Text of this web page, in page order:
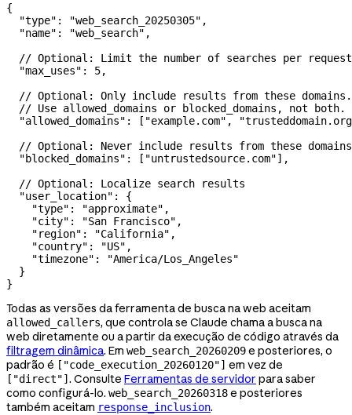
{
  "type"
: "web_search_20250305" ,
  "name"
: "web_search" ,
  // Optional: Limit the number of searches per request
  "max_uses"
: 5,
  // Optional: Only include results from these domains.
  // Use allowed_domains or blocked_domains, not both.
  "allowed_domains"
: [ "example.com" ,
  // Optional: Never include results from these domains
  "blocked_domains"
: [ "untrustedsource.com"],
  // Optional: Localize search results
  "user_location"
: {
    "type"
: "approximate" ,
    "city"
: "San Francisco" ,
    "region"
: "California" ,
    "country"
: "US" ,
    "timezone"
:
"America/Los_Angeles"
  }
}
Todas as versões da ferramenta de busca na web aceitam
allowed_callers, que controla se Claude chama a busca na
web diretamente ou a partir da execução de código através da
filtragem dinâmica. Em web_search_20260209e posteriores, o
padrão é ["code_execution_20260120"] em vez de
["direct"] . Consulte Ferramentas de servidor para saber
como configurá-lo. web_search_20260318e posteriores
também aceitam response_inclusion.